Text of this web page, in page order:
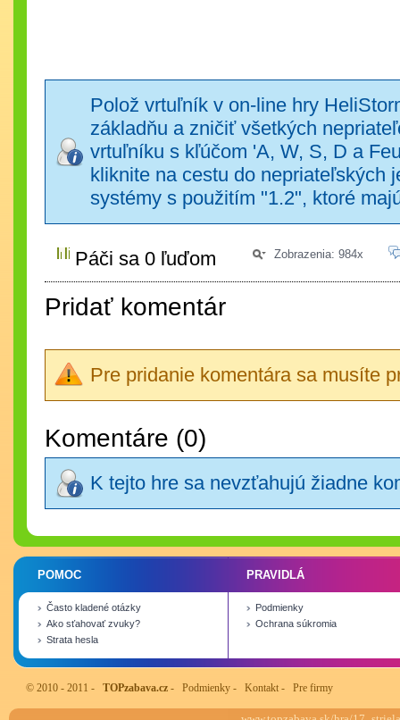
Polož vrtuľník v on-line hry
základňu a zničiť všetkých
vrtuľníku s kľúčom 'A, W, S, D a
kliknite na cestu do nepriateľských
systémy s použitím "1.2", ktoré
Páči sa 0 ľuďom Zobrazenia: 984x
Pridať komentár
Pre pridanie komentára sa musíte
Komentáre (0)
K tejto hre sa nevzťahujú žiadne
POMOC
Často kladené otázky
Ako sťahovať zvuky?
Strata hesla
PRAVIDLÁ
Podmienky
Ochrana súkromia
© 2010 - 2011 - TOPzabava.cz - Podmienky - Kontakt - Pre firmy